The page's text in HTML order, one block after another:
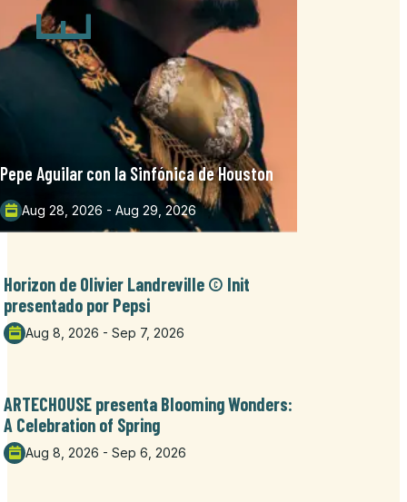
Pepe Aguilar con la Sinfónica de Houston
Aug 28, 2026 - Aug 29, 2026
Horizon de Olivier Landreville © Init
presentado por Pepsi
Aug 8, 2026 - Sep 7, 2026
ARTECHOUSE presenta Blooming Wonders:
A Celebration of Spring
Aug 8, 2026 - Sep 6, 2026